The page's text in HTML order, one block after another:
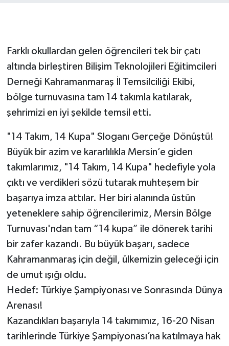
Farklı okullardan gelen öğrencileri tek bir çatı
altında birleştiren Bilişim Teknolojileri Eğitimcileri
Derneği Kahramanmaraş İl Temsilciliği Ekibi,
bölge turnuvasına tam 14 takımla katılarak,
şehrimizi en iyi şekilde temsil etti.
"14 Takım, 14 Kupa" Sloganı Gerçeğe Dönüştü!
Büyük bir azim ve kararlılıkla Mersin’e giden
takımlarımız, "14 Takım, 14 Kupa" hedefiyle yola
çıktı ve verdikleri sözü tutarak muhteşem bir
başarıya imza attılar. Her biri alanında üstün
yeteneklere sahip öğrencilerimiz, Mersin Bölge
Turnuvası'ndan tam “14 kupa” ile dönerek tarihi
bir zafer kazandı. Bu büyük başarı, sadece
Kahramanmaraş için değil, ülkemizin geleceği için
de umut ışığı oldu.
Hedef: Türkiye Şampiyonası ve Sonrasında Dünya
Arenası!
Kazandıkları başarıyla 14 takımımız, 16-20 Nisan
tarihlerinde Türkiye Şampiyonası’na katılmaya hak
ÜÇÜNCÜ SAYFA
BİLİMNET
Yemek
SEÇİM 2014
KİM KİMDİR
ÇEK GÖNDER
KİTAP
HEDEF2020
OTOMOBİL
MİZAH
TARİH